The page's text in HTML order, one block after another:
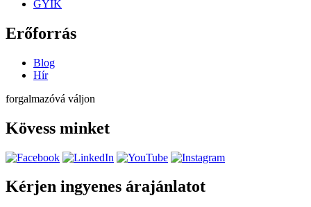
GYIK
Erőforrás
Blog
Hír
forgalmazóvá váljon
Kövess minket
Kérjen ingyenes árajánlatot